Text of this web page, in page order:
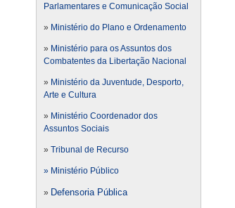
Parlamentares e Comunicação Social
» Ministério do Plano e Ordenamento
» Ministério para os Assuntos dos
Combatentes da Libertação Nacional
» Ministério da Juventude, Desporto,
Arte e Cultura
» Ministério Coordenador dos
Assuntos Sociais
» Tribunal de Recurso
» Ministério Público
» Defensoria Pública